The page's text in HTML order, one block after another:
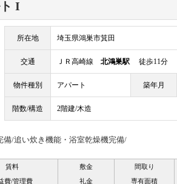
I
所在地 埼玉県鴻巣市箕田
交通 ＪＲ高崎線 北鴻巣駅 徒歩11分
物件種別 アパート 築年月
階数/構造 2階建/木造
/追い炊き機能・浴室乾燥機完備/
賃料
費/管理費
敷金
礼金
間取り
専有面積